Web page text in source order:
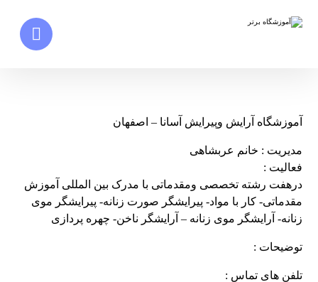
آموزشگاه آرایش وپیرایش آسانا – اصفهان
مدیریت : خانم عربشاهی
فعالیت :
درهفت رشته تخصصی ومقدماتی با مدرک بین المللی آموزش
مقدماتی- کار با مواد- پیرایشگر صورت زنانه- پیرایشگر موی
زنانه- آرایشگر موی زنانه – آرایشگر ناخن- چهره پردازی
توضیحات :
تلفن های تماس :